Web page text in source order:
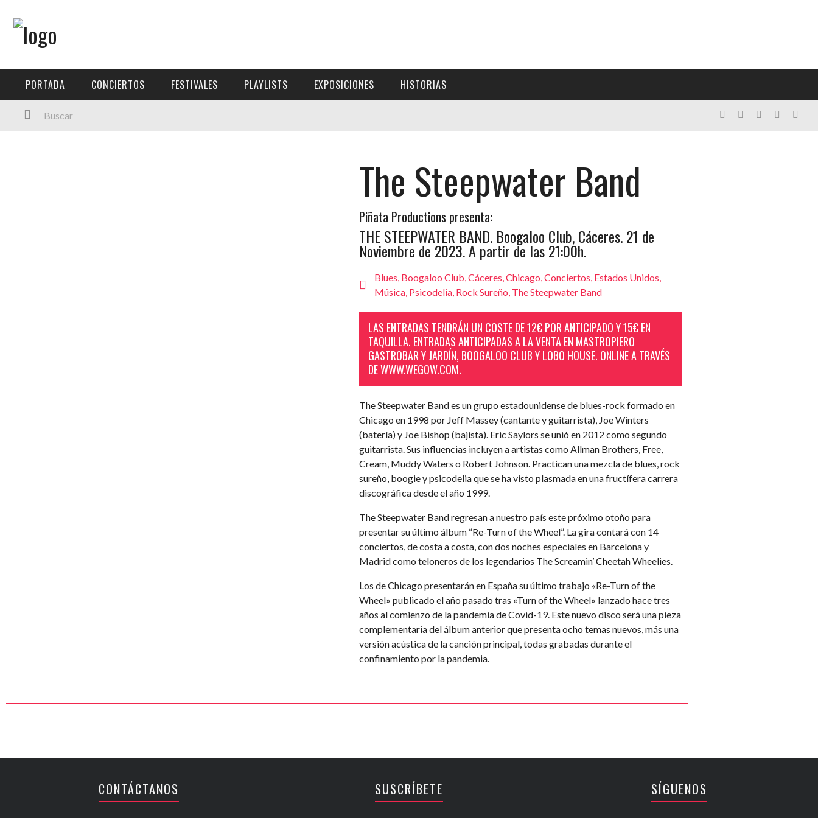
PORTADA
PORTADA CONCIERTOS FESTIVALES PLAYLISTS EXPOSICIONES HISTORIAS
The Steepwater Band
Piñata Productions presenta:
THE STEEPWATER BAND. Boogaloo Club, Cáceres. 21 de
Noviembre de 2023. A partir de las 21:00h.
Blues, Boogaloo Club,Cáceres,Chicago,Conciertos, Estados Unidos,
Música, Psicodelia, Rock Sureño, The Steepwater Band
LAS ENTRADAS TENDRÁN UN COSTE DE 12€ POR ANTICIPADO Y 15€ EN
TAQUILLA. ENTRADAS ANTICIPADAS A LA VENTA EN MASTROPIERO
GASTROBAR Y JARDÍN, BOOGALOO CLUB Y LOBO HOUSE. ONLINE A TRAVÉS
DE WWW.WEGOW.COM.
The Steepwater Band es un grupo estadounidense de blues-rock formado en
Chicago en 1998 por Jeff Massey (cantante y guitarrista), Joe Winters
(batería) y Joe Bishop (bajista). Eric Saylors se unió en 2012 como segundo
guitarrista. Sus influencias incluyen a artistas como Allman Brothers, Free,
Cream, Muddy Waters o Robert Johnson. Practican una mezcla de blues, rock
sureño, boogie y psicodelia que se ha visto plasmada en una fructífera carrera
discográfica desde el año 1999.
The Steepwater Band regresan a nuestro país este próximo otoño para
presentar su último álbum “Re-Turn of the Wheel”. La gira contará con 14
conciertos, de costa a costa, con dos noches especiales en Barcelona y
Madrid como teloneros de los legendarios The Screamin’ Cheetah Wheelies.
Los de Chicago presentarán en España su último trabajo «Re-Turn of the
Wheel» publicado el año pasado tras «Turn of the Wheel» lanzado hace tres
años al comienzo de la pandemia de Covid-19. Este nuevo disco será una pieza
complementaria del álbum anterior que presenta ocho temas nuevos, más una
versión acústica de la canción principal, todas grabadas durante el
confinamiento por la pandemia.
CONTÁCTANOS SUSCRÍBETE SÍGUENOS